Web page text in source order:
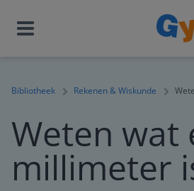
Bibliotheek Rekenen & Wiskunde
Weten wat
millimeter